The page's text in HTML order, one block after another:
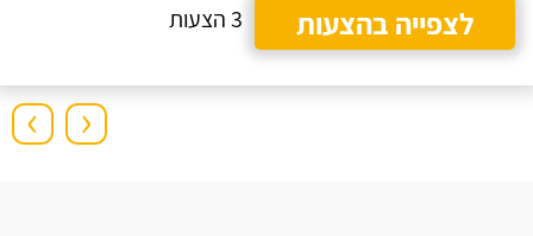
לצפייה בהצעות
3 הצעות
› ‹